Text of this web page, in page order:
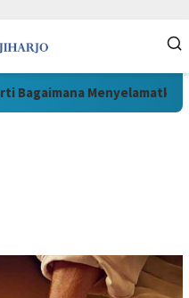
Menyelamatkan